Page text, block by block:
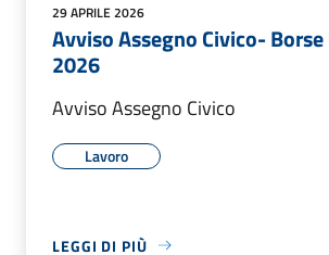
29 APRILE 2026
Avviso Assegno Civico-
2026
Avviso Assegno Civico
Lavoro
LEGGI DI PIÙ